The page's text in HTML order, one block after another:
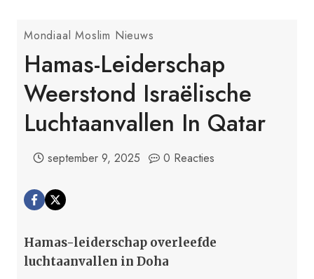
Mondiaal Moslim Nieuws
Hamas-Leiderschap
Weerstond Israëlische
Luchtaanvallen In Qatar
september 9, 2025 0 Reacties
Hamas-leiderschap overleefde
luchtaanvallen in Doha